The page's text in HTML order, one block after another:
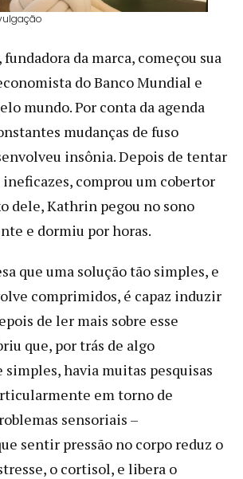
da marca, começou sua
do Banco Mundial e
mundo. Por conta da agenda
mudanças de fuso
insônia. Depois de tentar
comprou um cobertor
dele, Kathrin pegou no sono
e dormiu por horas.
que uma solução tão simples, e
comprimidos, é capaz induzir
de ler mais sobre esse
que, por trás de algo
havia muitas pesquisas
em torno de
sensoriais –
sentir pressão no corpo reduz o
o cortisol, e libera o